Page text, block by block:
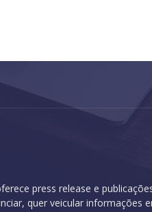
press release e
quer veicular informações